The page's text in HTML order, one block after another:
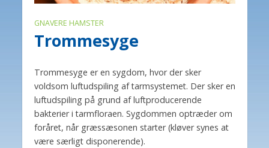
GNAVERE HAMSTER
Trommesyge
Trommesyge er en sygdom, hvor der sker
voldsom luftudspiling af tarmsystemet. Der sker en
luftudspiling på grund af luftproducerende
bakterier i tarmfloraen. Sygdommen optræder om
foråret, når græssæsonen starter (kløver synes at
være særligt disponerende).